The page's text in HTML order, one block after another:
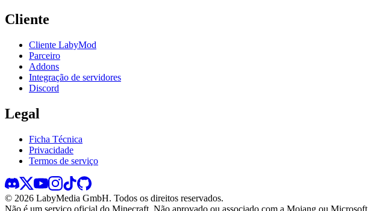
Cliente
Cliente LabyMod
Parceiro
Addons
Integração de servidores
Discord
Legal
Ficha Técnica
Privacidade
Termos de serviço
© 2026 LabyMedia GmbH. Todos os direitos reservados.
Não é um serviço oficial do Minecraft. Não aprovado ou associado com a Mojang ou Microsoft.